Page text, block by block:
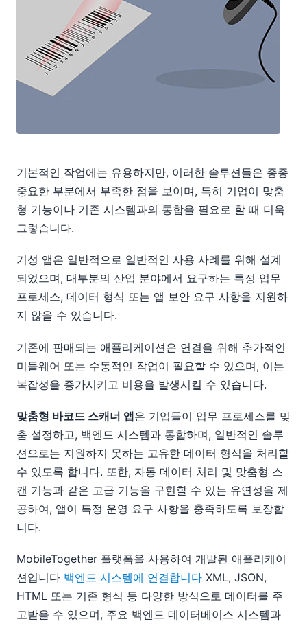
기본적인 작업에는 유용하지만, 이러한 솔루션들은 종종
중요한 부분에서 부족한 점을 보이며, 특히 기업이 맞춤
형 기능이나 기존 시스템과의 통합을 필요로 할 때 더욱
그렇습니다.
기성 앱은 일반적으로 일반적인 사용 사례를 위해 설계
되었으며, 대부분의 산업 분야에서 요구하는 특정 업무
프로세스, 데이터 형식 또는 앱 보안 요구 사항을 지원하
지 않을 수 있습니다.
기존에 판매되는 애플리케이션은 연결을 위해 추가적인
미들웨어 또는 수동적인 작업이 필요할 수 있으며, 이는
복잡성을 증가시키고 비용을 발생시킬 수 있습니다.
맞춤형 바코드 스캐너 앱은 기업들이 업무 프로세스를 맞
춤 설정하고, 백엔드 시스템과 통합하며, 일반적인 솔루
션으로는 지원하지 못하는 고유한 데이터 형식을 처리할
수 있도록 합니다. 또한, 자동 데이터 처리 및 맞춤형 스
캔 기능과 같은 고급 기능을 구현할 수 있는 유연성을 제
공하여, 앱이 특정 운영 요구 사항을 충족하도록 보장합
니다.
MobileTogether 플랫폼을 사용하여 개발된 애플리케이
션입니다 백엔드 시스템에 연결합니다 XML, JSON,
HTML 또는 기존 형식 등 다양한 방식으로 데이터를 주
고받을 수 있으며, 주요 백엔드 데이터베이스 시스템과